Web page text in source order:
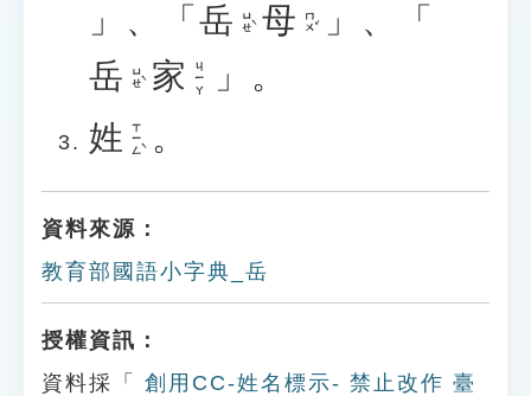
」、「 岳 ㄩㄝˋ 母 ㄇㄨˇ
」、「
岳 ㄩㄝˋ 家 ㄐㄧㄚ
」。
姓 ㄒㄧㄥˋ 。
資料來源：
教育部國語小字典_岳
授權資訊：
資料採「
創用CC-姓名標示- 禁止改作 臺